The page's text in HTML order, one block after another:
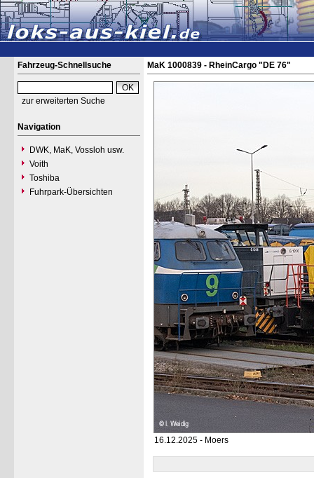
Fahrzeug-Schnellsuche
zur erweiterten Suche
Navigation
DWK, MaK, Vossloh usw.
Voith
Toshiba
Fuhrpark-Übersichten
MaK 1000839 - RheinCargo "DE 76"
16.12.2025 - Moers